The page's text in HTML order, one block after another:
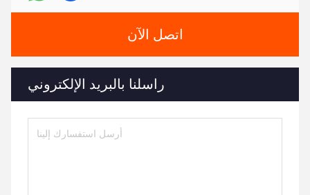
اتصل الآن
راسلنا بالبريد الإلكتروني